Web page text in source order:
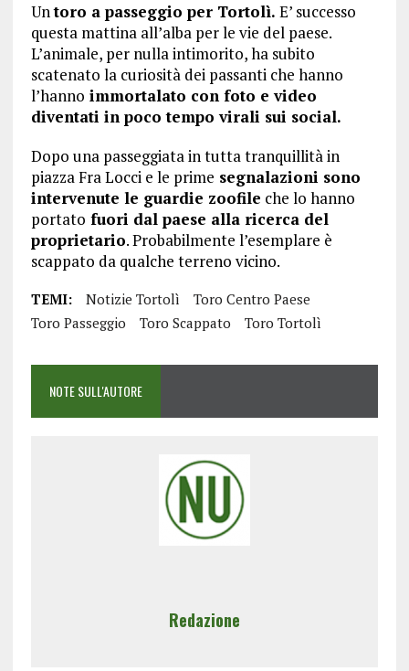
Untoro a passeggio per Tortolì. E’ successo
questa mattina all’alba per le vie del paese.
L’animale, per nulla intimorito, ha subito
scatenato la curiosità dei passanti che hanno
l’hanno immortalato con foto e video
diventati in poco tempo virali sui social.
Dopo una passeggiata in tutta tranquillità in
piazza Fra Locci e le prime segnalazioni sono
intervenute le guardie zoofile che lo hanno
portato fuori dal paese alla ricerca del
proprietario. Probabilmente l’esemplare è
scappato da qualche terreno vicino.
TEMI: Notizie Tortolì
Toro Centro Paese
Toro Passeggio
Toro Scappato Toro Tortolì
NOTE SULL'AUTORE
Redazione